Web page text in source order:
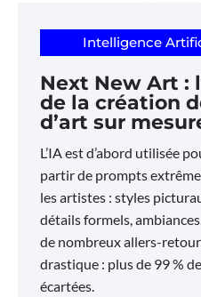
Intelligence
Next New Art :
de la création
d’art sur
L’IA est d’abord utilisée
partir de prompts
les artistes : styles
détails formels,
de nombreux allers-
drastique : plus de 99 %
écartées.